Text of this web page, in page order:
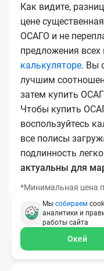
Как видите,
цене
ОСАГО и не
предложения
калькуляторе. Вы
лучшим
затем купить
Чтобы купить
воспользуйтесь
все полисы
подлинность
актуальны для
*Минимальная цена
(безаварийный
т.д.). Узнать
можно с помощью
Мы собираем
аналитики и
работы сайта
Окей